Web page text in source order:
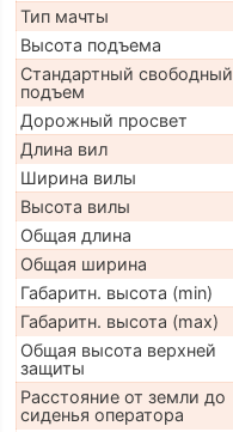
Тип мачты
Высота подъема
Стандартный свободный
подъем
Дорожный просвет
Длина вил
Ширина вилы
Высота вилы
Общая длина
Общая ширина
Габаритн. высота (min)
Габаритн. высота (max)
Общая высота верхней
защиты
Расстояние от земли до
сиденья оператора